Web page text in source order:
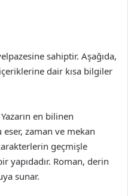
sahiptir. Aşağıda,
dair kısa bilgiler
en bilinen
zaman ve mekan
geçmişle
yapıdadır. Roman, derin
sunar.